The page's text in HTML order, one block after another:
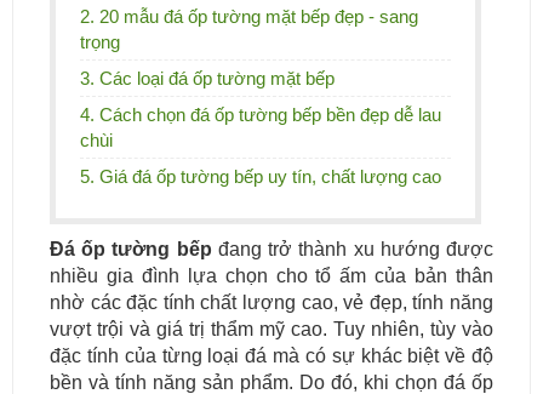
2. 20 mẫu đá ốp tường mặt bếp đẹp - sang
trọng
3. Các loại đá ốp tường mặt bếp
4. Cách chọn đá ốp tường bếp bền đẹp dễ lau
chùi
5. Giá đá ốp tường bếp uy tín, chất lượng cao
Đá ốp tường bếp đang trở thành xu hướng được
nhiều gia đình lựa chọn cho tổ ấm của bản thân
nhờ các đặc tính chất lượng cao, vẻ đẹp, tính năng
vượt trội và giá trị thẩm mỹ cao. Tuy nhiên, tùy vào
đặc tính của từng loại đá mà có sự khác biệt về độ
bền và tính năng sản phẩm. Do đó, khi chọn đá ốp